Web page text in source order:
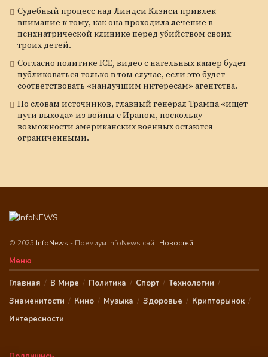
Судебный процесс над Линдси Клэнси привлек
внимание к тому, как она проходила лечение в
психиатрической клинике перед убийством своих
троих детей.
Согласно политике ICE, видео с нательных камер будет
публиковаться только в том случае, если это будет
соответствовать «наилучшим интересам» агентства.
По словам источников, главный генерал Трампа «ищет
пути выхода» из войны с Ираном, поскольку
возможности американских военных остаются
ограниченными.
© 2025 InfoNews - Премиум InfoNews сайт Новостей.
Меню
Главная В Мире Политика Спорт
Технологии
Знаменитости
Кино Музыка Здоровье
Крипторынок
Интересности
Подпишись